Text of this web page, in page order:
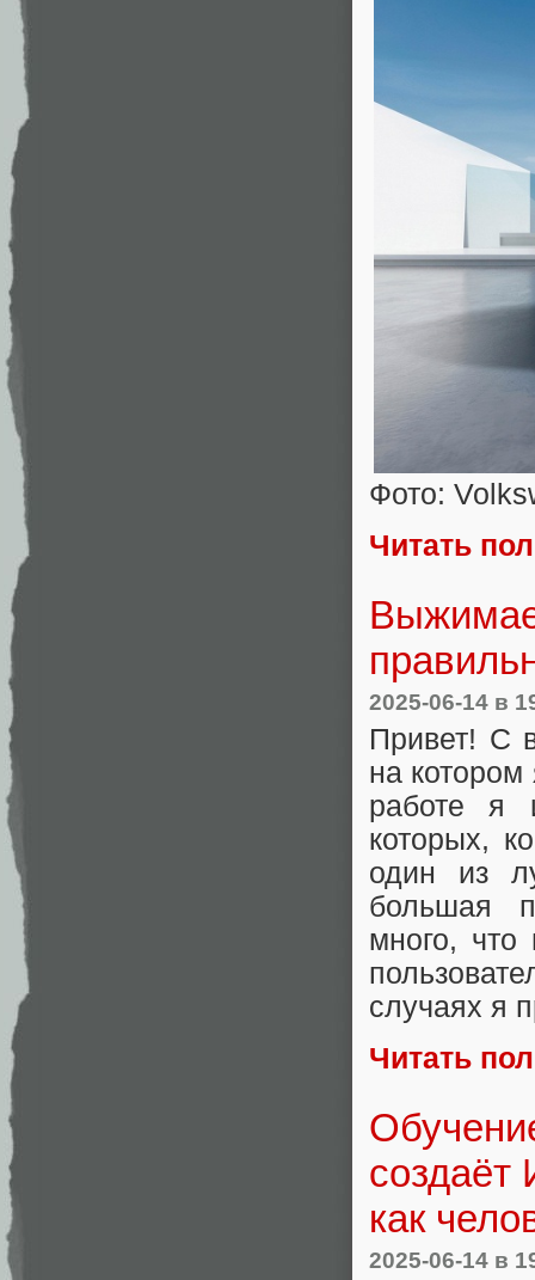
Фото:
Читать
2025-06-14 в
Привет! С
на
работе я
которых,
один из
большая
много, что
случаях я
Читать
создаёт
как
2025-06-14 в